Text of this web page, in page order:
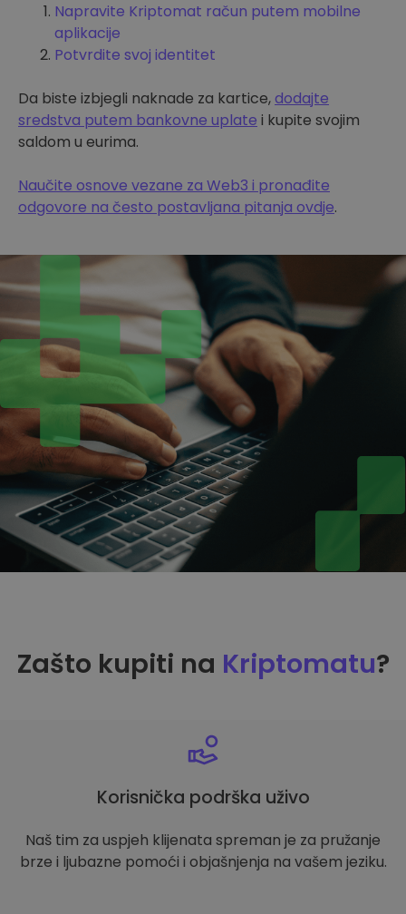
Napravite Kriptomat račun putem mobilne
aplikacije
Potvrdite svoj identitet
Da biste izbjegli naknade za kartice,dodajte
sredstva putem bankovne uplate i kupite svojim
saldom u eurima.
Naučite osnove vezane za Web3 i pronađite
odgovore na često postavljana pitanja ovdje.
Zašto kupiti na Kriptomatu?
Korisnička podrška uživo
Naš tim za uspjeh klijenata spreman je za pružanje
brze i ljubazne pomoći i objašnjenja na vašem jeziku.